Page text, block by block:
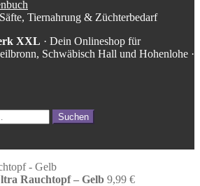
Tiernahrung & Züchterbedarf
XXL · Dein Onlineshop für
Schwäbisch Hall und Hohenlohe ·
Suchen
Rauchtopf – Gelb 9,99 €